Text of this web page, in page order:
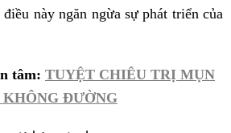
này ngăn ngừa sự phát triển của
tâm: TUYỆT CHIÊU TRỊ MỤN
KHÔNG ĐƯỜNG